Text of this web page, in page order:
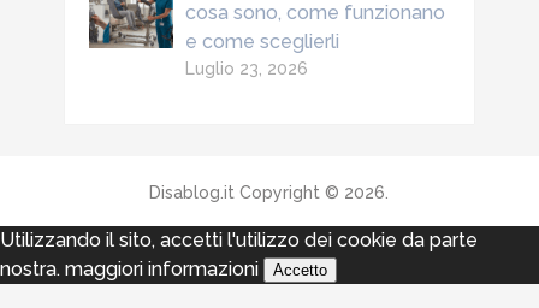
cosa sono, come funzionano
e come sceglierli
Luglio 23, 2026
Disablog.it Copyright © 2026.
Utilizzando il sito, accetti l'utilizzo dei cookie da parte
nostra. maggiori informazioni Accetto